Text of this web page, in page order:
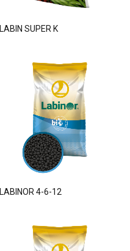
LABIN SUPER K
LABINOR 4-6-12